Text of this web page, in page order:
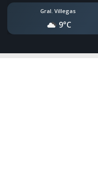
Gral. Villegas
9°C